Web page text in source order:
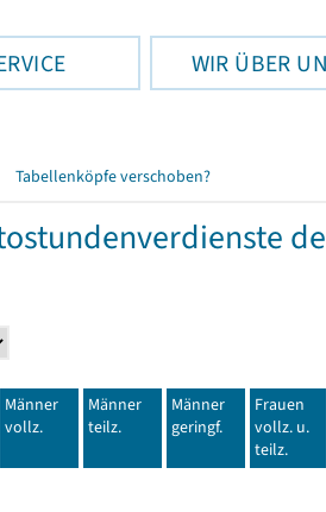
WIR ÜBER
Tabellenköpfe verschoben?
Männer
vollz.
Männer
teilz.
Männer
geringf.
Frauen
vollz. u.
teilz.